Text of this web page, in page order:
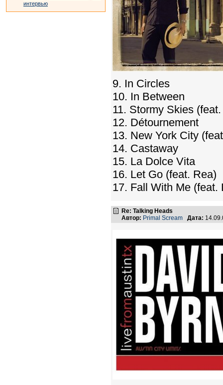
интервью
9. In Circles
10. In Between
11. Stormy Skies
12. Détournement
13. New York City
14. Castaway
15. La Dolce Vita
16. Let Go (feat. Rea)
17. Fall With Me (feat.
Re: Talking Heads
Автор: Primal Scream Дата: